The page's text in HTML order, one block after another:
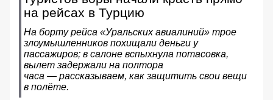
на рейсах в Турцию
На борту рейса «Уральских авиалиний» трое
злоумышленников похищали деньги у
пассажиров; в салоне вспыхнула потасовка,
вылет задержали на полтора
часа — рассказываем, как защитить свои вещи
в полёте.